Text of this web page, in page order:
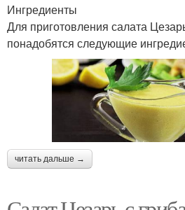
Ингредиенты
Для приготовления салата
понадобятся следующие
читать дальше →